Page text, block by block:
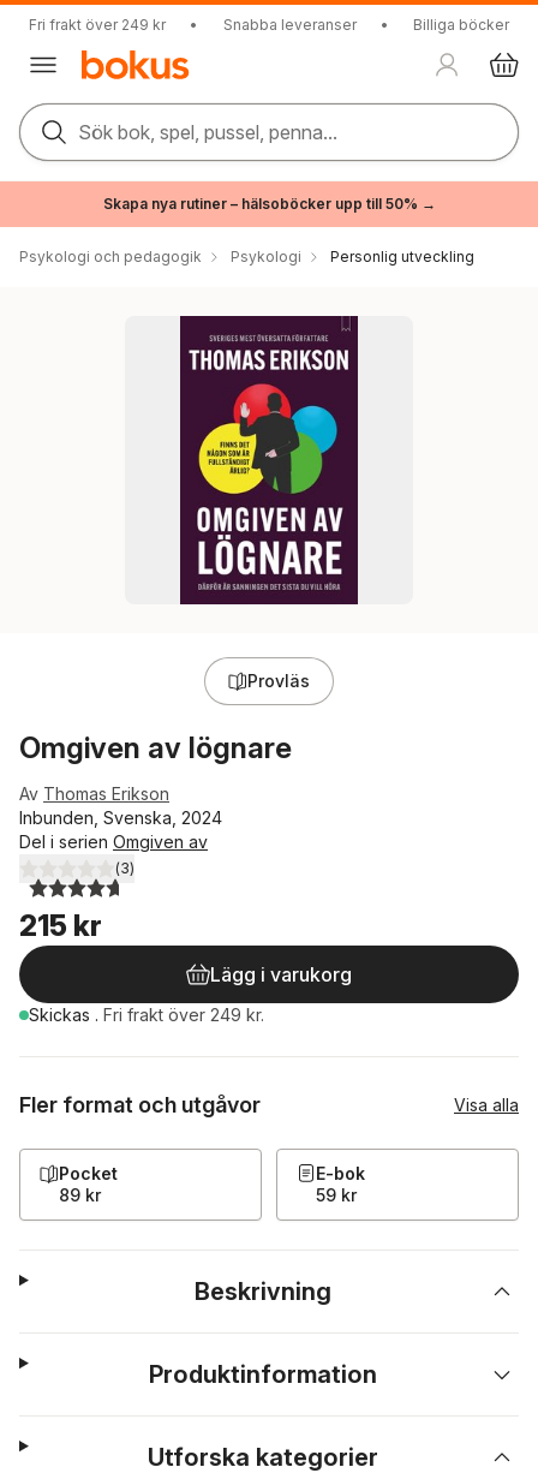
Fri frakt över 249 kr • Snabba leveranser • Billiga böcker
Sök bok, spel, pussel, penna...
Skapa nya rutiner – hälsoböcker upp till 50% →
Psykologi och pedagogik Psykologi Personlig utveckling
Provläs
Omgiven av lögnare
Av Thomas Erikson
Inbunden, Svenska, 2024
Del i serien Omgiven av
4,7utav 5 stjärnor. Totalt antal röster:
(3)
215 kr
Lägg i varukorg
Skickas . Fri frakt över 249 kr.
Fler format och utgåvor Visa alla
Pocket
89 kr
E-bok
59 kr
Beskrivning
Produktinformation
Utforska kategorier